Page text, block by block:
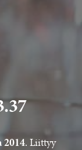
2014. Liittyy